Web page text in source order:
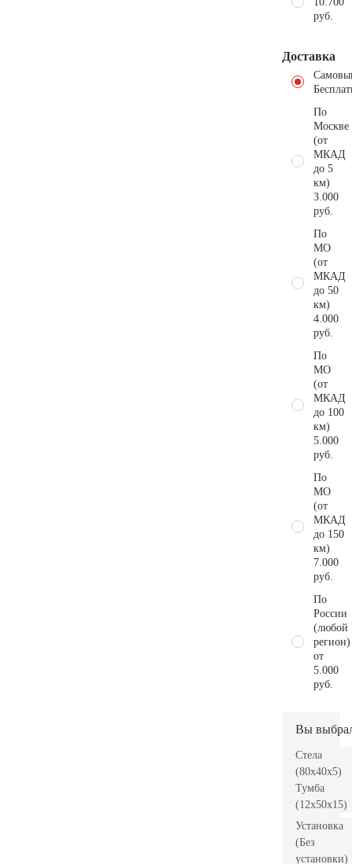
руб.
Доставка
По
Москве
(от
МКАД
до 5
км)
3.000
руб.
По
МО
(от
МКАД
до 50
км)
4.000
руб.
По
МО
(от
МКАД
до 100
км)
5.000
руб.
По
МО
(от
МКАД
до 150
км)
7.000
руб.
По
России
(любой
регион)
от
5.000
руб.
Вы
Стела
(80x40x5)
Тумба
(12x50x15)
Установка
(Без
установки)